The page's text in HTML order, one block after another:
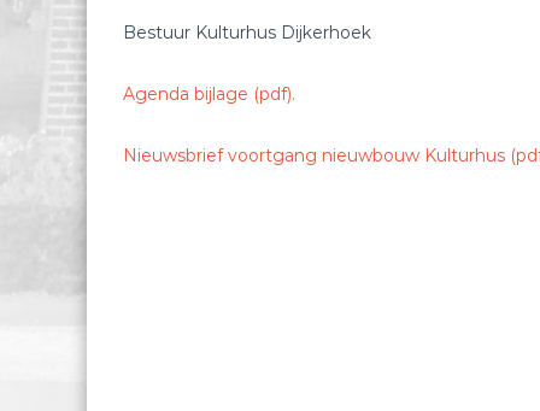
Bestuur Kulturhus Dijkerhoek
Agenda bijlage (pdf).
Nieuwsbrief voortgang nieuwbouw Kulturhus